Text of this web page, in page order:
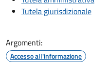
Tutela giurisdizionale
Argomenti:
Accesso all'informazione